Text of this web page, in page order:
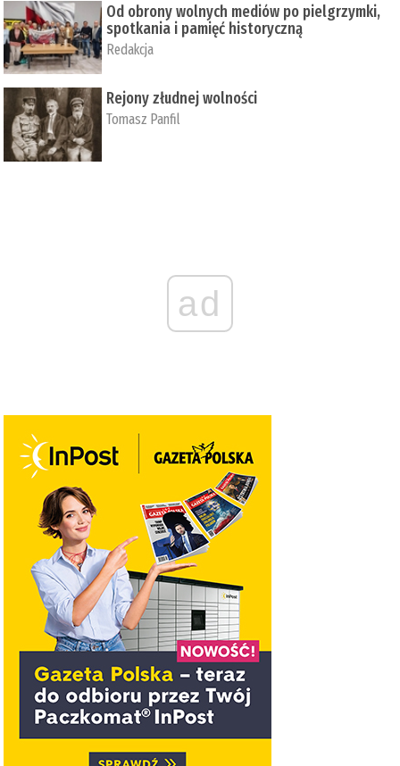
Od obrony wolnych mediów po pielgrzymki,
spotkania i pamięć historyczną
Redakcja
Rejony złudnej wolności
Tomasz Panfil
ad